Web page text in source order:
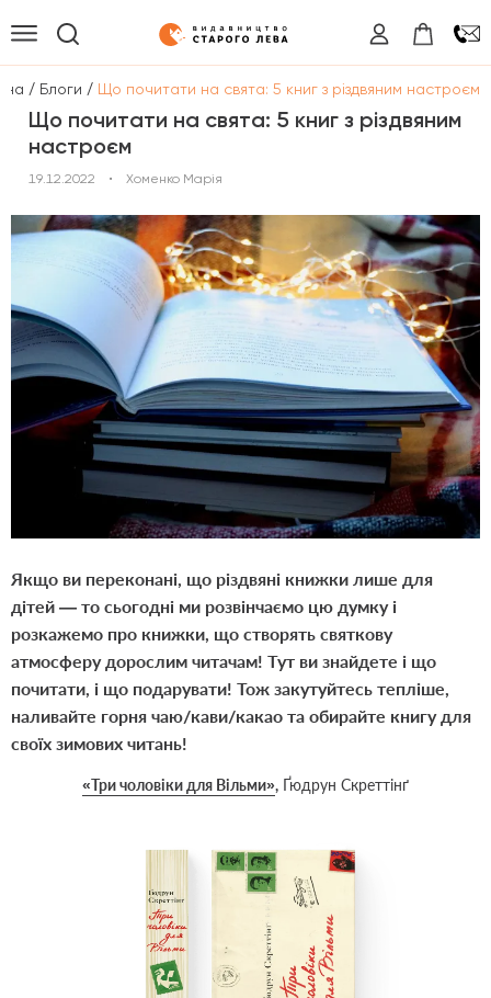
/ Блоги / Що почитати на свята: 5 книг з різдвяним настроєм
Що почитати на свята: 5 книг з різдвяним
настроєм
19.12.2022 • Хоменко Марія
Якщо ви переконані, що різдвяні книжки лише для
дітей — то сьогодні ми розвінчаємо цю думку і
розкажемо про книжки, що створять святкову
атмосферу дорослим читачам! Тут ви знайдете і що
почитати, і що подарувати! Тож закутуйтесь тепліше,
наливайте горня чаю/кави/какао та обирайте книгу для
своїх зимових читань!
«Три чоловіки для Вільми», Ґюдрун Скреттінґ